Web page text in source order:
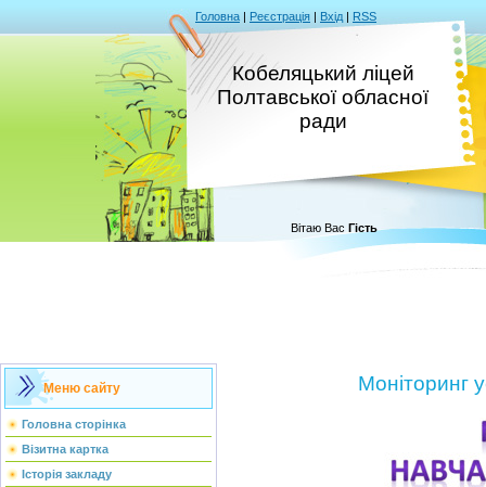
Головна | Реєстрація | Вхід | RSS
Кобеляцький ліцей
Полтавської обласної
ради
Вітаю Вас Гість
Меню сайту
Головна сторінка
Візитна картка
Історія закладу
Моніторинг